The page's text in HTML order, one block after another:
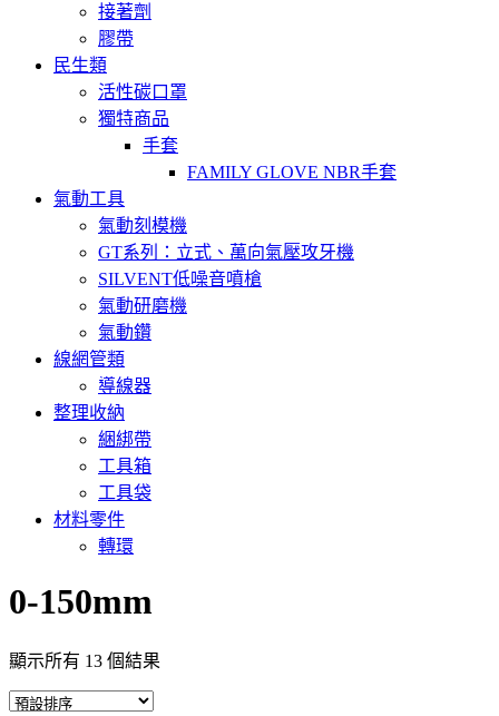
接著劑
膠帶
民生類
活性碳口罩
獨特商品
手套
FAMILY GLOVE NBR手套
氣動工具
氣動刻模機
GT系列：立式、萬向氣壓攻牙機
SILVENT低噪音噴槍
氣動研磨機
氣動鑽
線網管類
導線器
整理收納
綑綁帶
工具箱
工具袋
材料零件
轉環
0-150mm
顯示所有 13 個結果